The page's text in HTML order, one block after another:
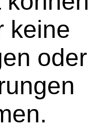
keine
oder